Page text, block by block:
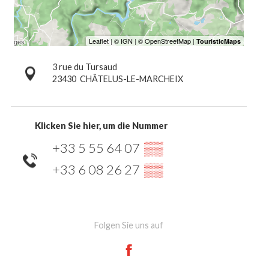
3 rue du Tursaud
23430 CHÂTELUS-LE-MARCHEIX
Klicken Sie hier, um die Nummer
+33 5 55 64 07 ▒▒
+33 6 08 26 27 ▒▒
Folgen Sie uns auf